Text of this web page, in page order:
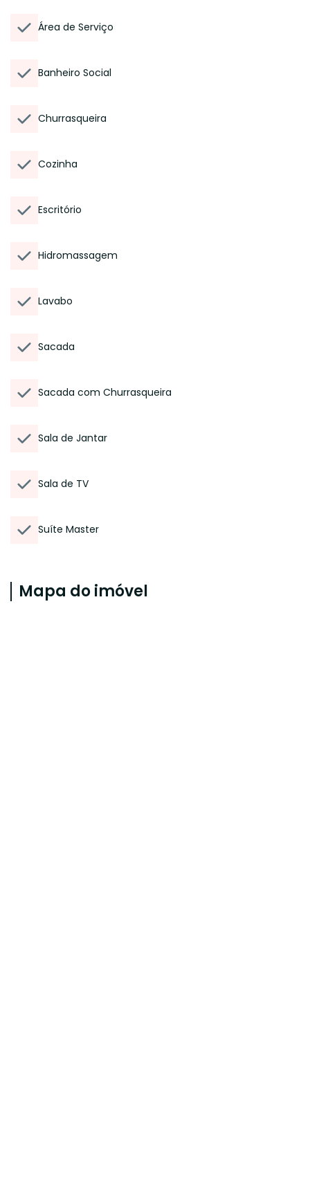
Área de Serviço
Banheiro Social
Churrasqueira
Cozinha
Escritório
Hidromassagem
Lavabo
Sacada
Sacada com Churrasqueira
Sala de Jantar
Sala de TV
Suíte Master
Mapa do imóvel